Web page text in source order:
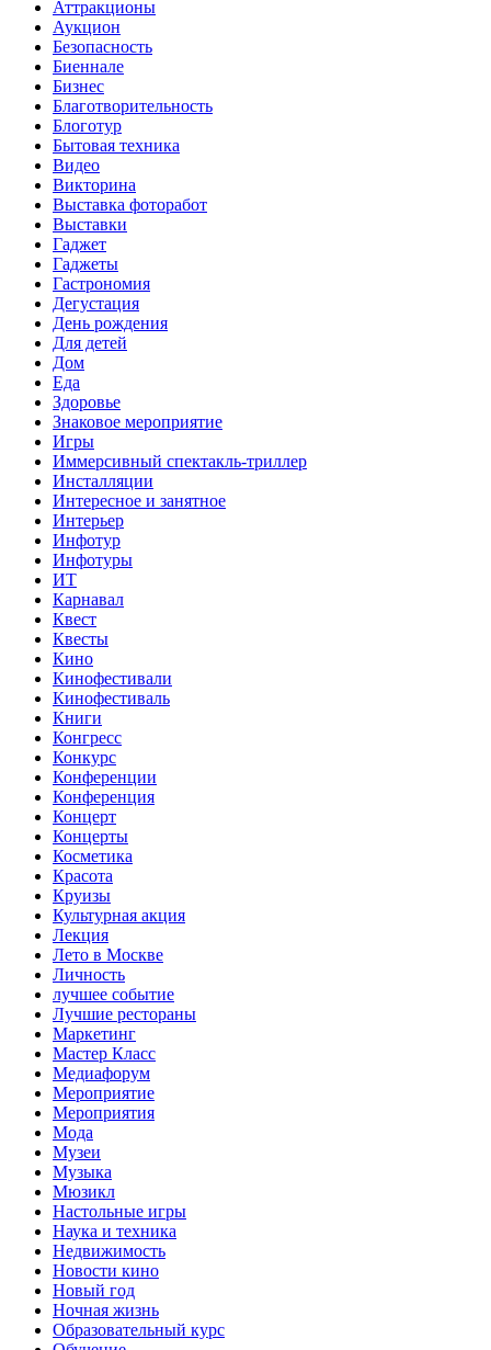
Аттракционы
Аукцион
Безопасность
Биеннале
Бизнес
Благотворительность
Блоготур
Бытовая техника
Видео
Викторина
Выставка фоторабот
Выставки
Гаджет
Гаджеты
Гастрономия
Дегустация
День рождения
Для детей
Дом
Еда
Здоровье
Знаковое мероприятие
Игры
Иммерсивный спектакль-триллер
Инсталляции
Интересное и занятное
Интерьер
Инфотур
Инфотуры
ИТ
Карнавал
Квест
Квесты
Кино
Кинофестивали
Кинофестиваль
Книги
Конгресс
Конкурс
Конференции
Конференция
Концерт
Концерты
Косметика
Красота
Круизы
Культурная акция
Лекция
Лето в Москве
Личность
лучшее событие
Лучшие рестораны
Маркетинг
Мастер Класс
Медиафорум
Мероприятие
Мероприятия
Мода
Музеи
Музыка
Мюзикл
Настольные игры
Наука и техника
Недвижимость
Новости кино
Новый год
Ночная жизнь
Образовательный курс